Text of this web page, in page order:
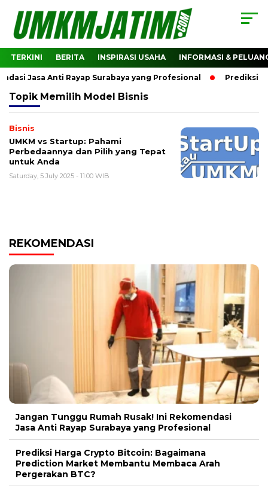
TERKINI BERITA INSPIRASI USAHA INFORMASI &
Jasa Anti Rayap Surabaya yang Profesional Prediksi
Topik Memilih Model Bisnis
Bisnis
UMKM vs Startup: Pahami
Perbedaannya dan Pilih yang Tepat
untuk Anda
Saturday, 5 July 2025 - 11:00 WIB
REKOMENDASI
Jangan Tunggu Rumah Rusak! Ini Rekomendasi
Jasa Anti Rayap Surabaya yang Profesional
Prediksi Harga Crypto Bitcoin: Bagaimana
Prediction Market Membantu Membaca Arah
Pergerakan BTC?